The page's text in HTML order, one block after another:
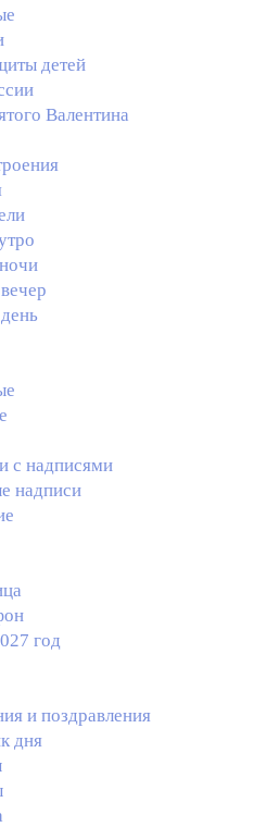
детей
Валентина
с надписями
надписи
год
и поздравления
дня